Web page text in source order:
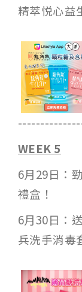
精萃悦心益
WEEK 5
6月29日：
禮盒！
6月30日：
兵洗手消毒